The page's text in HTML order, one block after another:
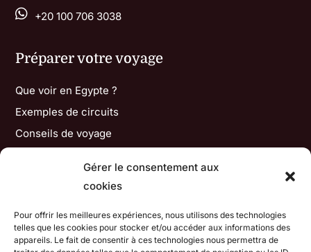
Gérer le consentement aux
cookies
Pour offrir les meilleures expériences, nous utilisons des technologies
telles que les cookies pour stocker et/ou accéder aux informations des
appareils. Le fait de consentir à ces technologies nous permettra de
 +20 100 706 3038
Préparer votre voyage
Que voir en Egypte ?
Exemples de circuits
Conseils de voyage
Informations
Contactez-moi
Avis de voyageurs